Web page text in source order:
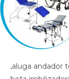
,aluga andador tefe am, aluga banco banho tefe am, aluga bota imbilizadora tefe am, aluga bota ortopedica tefe am, aluga cadeira de banho tefe am, aluga cadeira de roda com elevacao de pernas tefe am, aluga cadeira de roda tefe am, aluga cadeira de roda gordo tefe am, aluga cadeira de roda obeso tefe am, aluga cadeira de rodas para perna reta tefe am, aluga cama fawler tefe am, aluga cama hospitalar tefe am, aluga diva tefe am, aluga maca tefe am, aluga muleta tefe am, alugar cama hospitalar tefe am , aluguel andador tefe am, aluguel banco de banho tefe am, aluguel bota imobilizadora tefe am, aluguel bota ortopedica tefe am, aluguel cadeira de banho tefe am, aluguel cadeira de roda tefe am, aluguel cadeira de roda gordo tefe am, aluguel cadeira de roda obeso tefe am, aluguel cadeira de rodas com elevacao de pernas tefe am, aluguel cadeira de rodas para perna reta tefe am, aluguel cama fawler tefe am, aluguel cama hospitalar tefe am, aluguel diva tefe am, aluguel maca tefe am, aluguel maca tefe am, aluguel muleta tefe am, andador tefe am, artigos hospitalares tefe am, assento para banho tefe am, banco para banho tefe am, bota imibilizadora tefe am, bota imobilizadora tefe am, bota ortopedica barata tefe am, bota ortopedica tefe am, cadeira de higiene tefe am, cadeira de banho tefe am, cadeira de higiene tefe am, cadeira de necessidades tefe am, cadeira de roda gordo tefe am, cadeira de roda obeso tefe am, cadeira de rodas aluguel tefe am, cadeira de rodas elevacao de pernas tefe am, cadeira de rodas higienica tefe am, cadeira de rodas para banho preco tefe am, cadeira de rodas para gordo tefe am, cadeira higienica dobravel tefe am, cadeira higienica preco tefe am, cadeira para banho preco tefe am, cadeira para vaso tefe am, cadeiras de rodas tefe am, calha afo ortopedica pe caido tefe am, calha afo ortopedica pe caido tefe am, calha afo ortopedica pe caido tefe am, cama fawler tefe am, cama hospitalar automatica tefe am, cama hospitalar tefe am, cama hospitalar manual tefe am, cedeira de rodas tefe am, cilindro de oxigenio medicinal tefe am, clinica ortopedica tefe am, clinica so trauma tefe am, colar cervical tefe am, diva tefe am, equipamentos medicos tefe am, fisioterapia tefe am, hospital tefe am, hospital so trauma tefe am, imobilizador articulado cotovelo tefe am, imobilizador articulado joelho tefe am, imobilizador articulado joelho tefe am, imobilizador articulado tefe am, joelheira tefe am, joelheira ortopedica brace tefe am, joelheira ortopedica brace tefe am tefe am, joelheira ortopedica tefe am, joelheira ortopedica tefe am, joelheira ortopedica tefe am, joelheira ortopedica tefe am, joelheira ortopedica